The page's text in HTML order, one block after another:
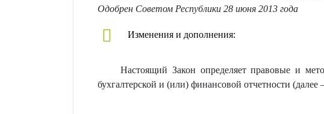
Одобрен Советом Республики 28 июня 2013 года
Изменения и дополнения:
Настоящий Закон определяет правовые и
бухгалтерской и (или) финансовой отчетности (далее